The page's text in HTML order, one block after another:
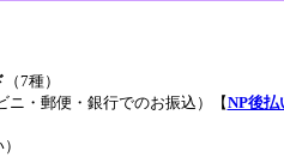
（7種）
ニ・郵便・銀行でのお振込）【NP後払